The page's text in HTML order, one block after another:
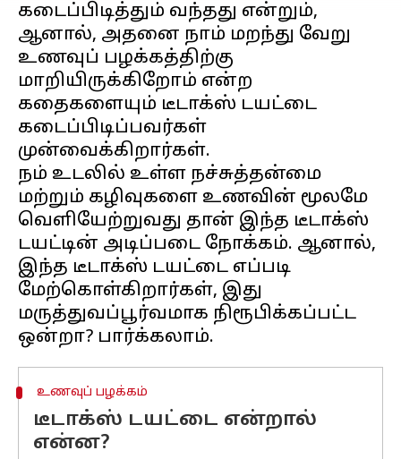
கடைப்பிடித்தும் வந்தது என்றும்,
ஆனால், அதனை நாம் மறந்து வேறு
உணவுப் பழக்கத்திற்கு
மாறியிருக்கிறோம் என்ற
கதைகளையும் டீடாக்ஸ் டயட்டை
கடைப்பிடிப்பவர்கள்
முன்வைக்கிறார்கள்.
நம் உடலில் உள்ள நச்சுத்தன்மை
மற்றும் கழிவுகளை உணவின் மூலமே
வெளியேற்றுவது தான் இந்த டீடாக்ஸ்
டயட்டின் அடிப்படை நோக்கம். ஆனால்,
இந்த டீடாக்ஸ் டயட்டை எப்படி
மேற்கொள்கிறார்கள், இது
மருத்துவப்பூர்வமாக நிரூபிக்கப்பட்ட
உணவுப் பழக்கம்
டீடாக்ஸ் டயட்டை என்றால்
என்ன?